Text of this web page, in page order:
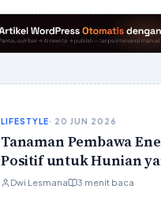
LIFESTYLE· 20 JUN 2026
Tanaman Pembawa
Positif untuk Hunian
Harmonis di Tahun 2026
Dwi Lesmana 3 menit baca